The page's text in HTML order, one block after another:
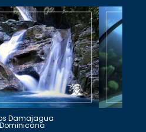
Damajagua